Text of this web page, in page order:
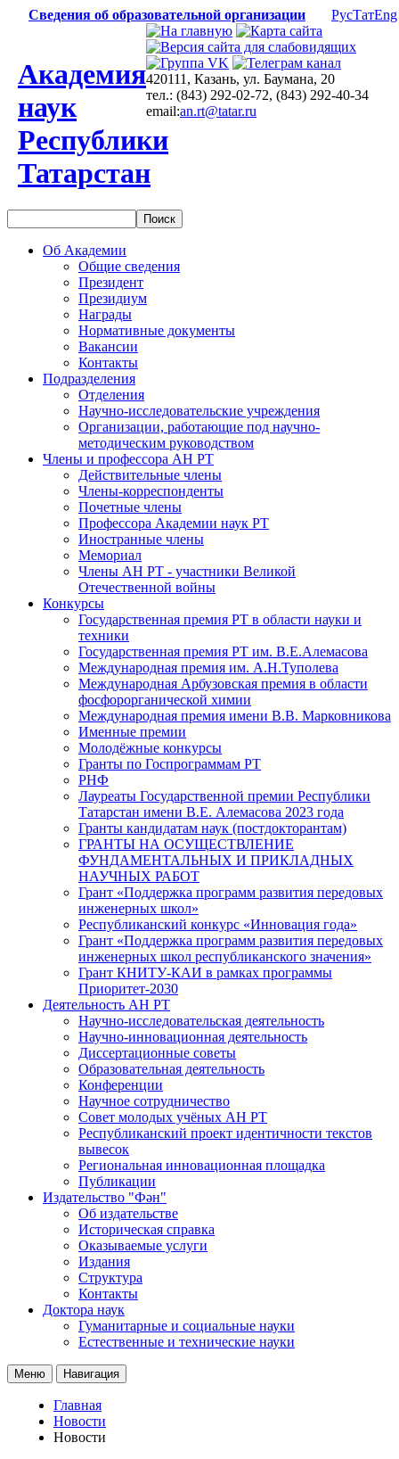
Сведения об образовательной организации РусТатEng
Академия
наук
Республики
Татарстан
420111, Казань, ул. Баумана, 20
тел.: (843) 292-02-72, (843) 292-40-34
email:an.rt@tatar.ru
Об Академии
Общие сведения
Президент
Президиум
Награды
Нормативные документы
Вакансии
Контакты
Подразделения
Отделения
Научно-исследовательские учреждения
Организации, работающие под научно-
методическим руководством
Члены и профессора АН РТ
Действительные члены
Члены-корреспонденты
Почетные члены
Профессора Академии наук РТ
Иностранные члены
Мемориал
Члены АН РТ - участники Великой
Отечественной войны
Конкурсы
Государственная премия РТ в области науки и
техники
Государственная премия РТ им. В.Е.Алемасова
Международная премия им. А.Н.Туполева
Международная Арбузовская премия в области
фосфорорганической химии
Международная премия имени В.В. Марковникова
Именные премии
Молодёжные конкурсы
Гранты по Госпрограммам РТ
РНФ
Лауреаты Государственной премии Республики
Татарстан имени В.Е. Алемасова 2023 года
Гранты кандидатам наук (постдокторантам)
ГРАНТЫ НА ОСУЩЕСТВЛЕНИЕ
ФУНДАМЕНТАЛЬНЫХ И ПРИКЛАДНЫХ
НАУЧНЫХ РАБОТ
Грант «Поддержка программ развития передовых
инженерных школ»
Республиканский конкурс «Инновация года»
Грант «Поддержка программ развития передовых
инженерных школ республиканского значения»
Грант КНИТУ-КАИ в рамках программы
Приоритет-2030
Деятельность АН РТ
Научно-исследовательская деятельность
Научно-инновационная деятельность
Диссертационные советы
Образовательная деятельность
Конференции
Научное сотрудничество
Совет молодых учёных АН РТ
Республиканский проект идентичности текстов
вывесок
Региональная инновационная площадка
Публикации
Издательство "Фән"
Об издательстве
Историческая справка
Оказываемые услуги
Издания
Структура
Контакты
Доктора наук
Гуманитарные и социальные науки
Естественные и технические науки
Меню Навигация
Главная
Новости
Новости